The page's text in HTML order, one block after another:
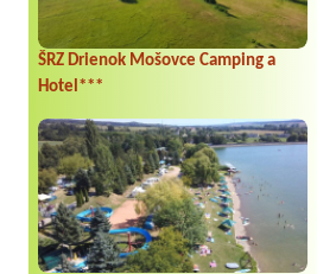
ŠRZ Drienok Mošovce Camping a
Hotel***